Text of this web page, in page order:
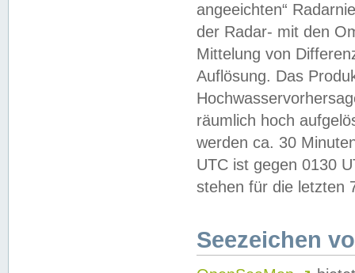
angeeichten“
der Radar- mit den
Mittelung von
Auflösung. Das
räumlich hoch
werden ca. 30
UTC ist gegen 0130
stehen für die letzten
Seezeichen